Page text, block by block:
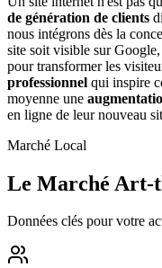
de génération de clients
nous intégrons dès la
site soit visible sur Google,
pour transformer les
professionnel qui inspire
moyenne une
en ligne de leur nouveau
Marché Local
Le Marché Art-
Données clés pour votre